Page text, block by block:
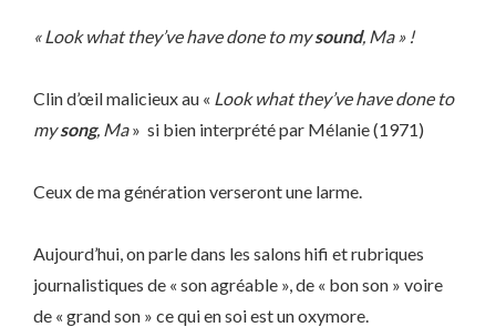
« Look what they’ve have done to mysound, Ma » !
Clin d’œil malicieux au « Look what they’ve have done to
mysong, Ma» si bien interprété par Mélanie (1971)
Ceux de ma génération verseront une larme.
Aujourd’hui, on parle dans les salons hifi et rubriques
journalistiques de « son agréable », de « bon son » voire
de « grand son » ce qui en soi est un oxymore.